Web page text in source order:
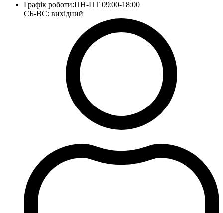
Графік роботи:ПН-ПТ 09:00-18:00
СБ-ВС: вихідний